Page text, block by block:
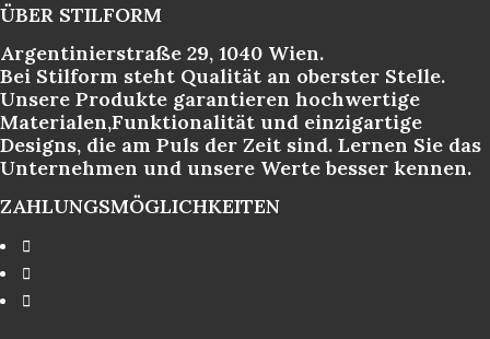
ÜBER STILFORM
Argentinierstraße 29, 1040 Wien.
Bei Stilform steht Qualität an oberster Stelle.
Unsere Produkte garantieren hochwertige
Materialen,Funktionalität und einzigartige
Designs, die am Puls der Zeit sind. Lernen Sie das
Unternehmen und unsere Werte besser kennen.
ZAHLUNGSMÖGLICHKEITEN